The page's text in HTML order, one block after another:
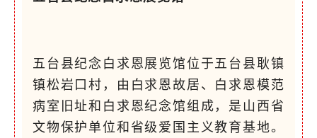
五台县纪念白求恩展览馆位于五台县耿镇
镇松岩口村，由白求恩故居、白求恩模范
病室旧址和白求恩纪念馆组成，是山西省
文物保护单位和省级爱国主义教育基地。